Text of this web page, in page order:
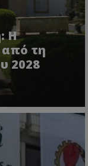
Η
από τη
2028